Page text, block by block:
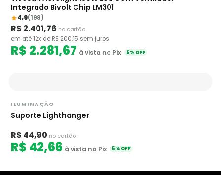
Integrado Bivolt Chip LM301
4,9(198)
R$ 2.401,76 no cartão
em até 12x de R$ 200,15 sem juros
R$ 2.281,67 à vista no Pix 5% OFF
ILUMINAÇÃO
Suporte Lighthanger
R$ 44,90 no cartão
R$ 42,66 à vista no Pix 5% OFF